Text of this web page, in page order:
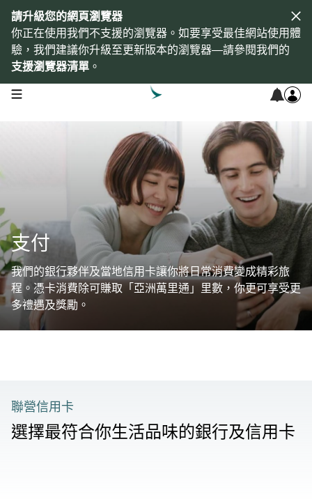
請升級您的網頁瀏覽器
你正在使用我們不支援的瀏覽器。如要享受最佳網站使用體
驗，我們建議你升級至更新版本的瀏覽器—請參閱我們的
支援瀏覽器清單 。
open navigation menu
支付
我們的銀行夥伴及當地信用卡讓你將日常消費變成精彩旅
程。憑卡消費除可賺取「亞洲萬里通」里數，你更可享受更
多禮遇及獎勵。
聯營信用卡
選擇最符合你生活品味的銀行及信用卡